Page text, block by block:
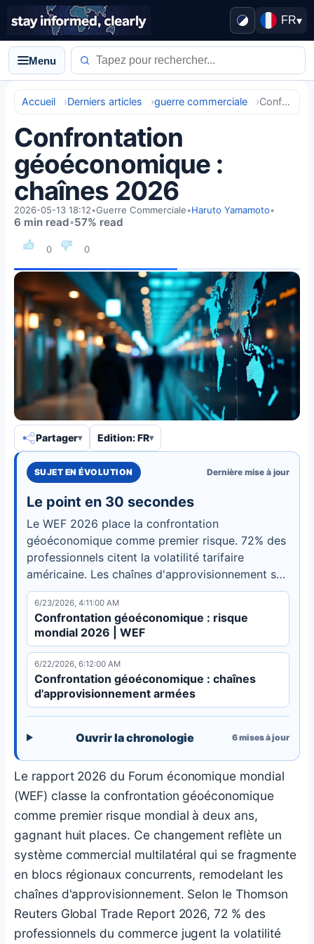
FR▾
Menu
Accueil Derniers articles guerre commerciale Confrontation géoéconomique : chaînes 2026
Confrontation
géoéconomique :
chaînes 2026
0 0
2026-05-13 18:12•Guerre Commerciale•Haruto Yamamoto•
6 min read•57% read
Partager Edition: FR
SUJET EN ÉVOLUTION Dernière mise à jour
Le point en 30 secondes
Le WEF 2026 place la confrontation
géoéconomique comme premier risque. 72% des
professionnels citent la volatilité tarifaire
américaine. Les chaînes d'approvisionnement se
fragmentent en blocs, augmentant les coûts.
6/23/2026, 4:11:00 AM
Confrontation géoéconomique : risque
mondial 2026 | WEF
6/22/2026, 6:12:00 AM
Confrontation géoéconomique : chaînes
d'approvisionnement armées
Ouvrir la chronologie 6mises à jour
Le rapport 2026 du Forum économique mondial
(WEF) classe la confrontation géoéconomique
comme premier risque mondial à deux ans,
gagnant huit places. Ce changement reflète un
système commercial multilatéral qui se fragmente
en blocs régionaux concurrents, remodelant les
chaînes d'approvisionnement. Selon le Thomson
Reuters Global Trade Report 2026, 72 % des
professionnels du commerce jugent la volatilité